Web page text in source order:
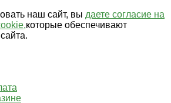
наш сайт, вы даете согласие на
которые обеспечивают